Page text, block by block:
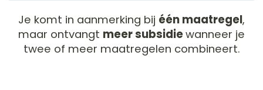
Je komt in aanmerking bij één maatregel,
maar ontvangt meer subsidiewanneer je
twee of meer maatregelen combineert.